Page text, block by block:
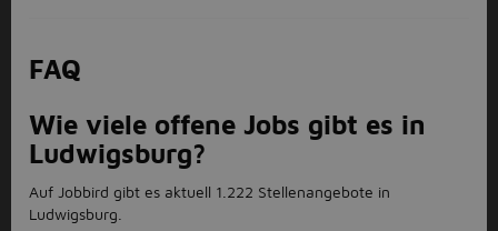
FAQ
Wie viele offene Jobs gibt es in
Ludwigsburg?
Auf Jobbird gibt es aktuell 1.222 Stellenangebote in
Ludwigsburg.